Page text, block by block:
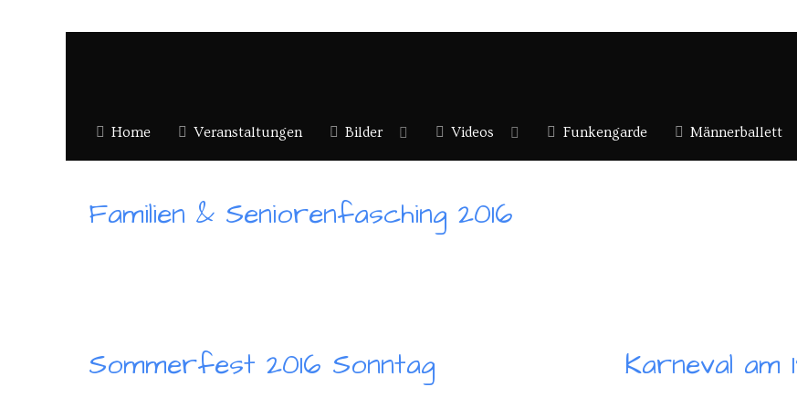
Home Veranstaltungen Bilder Videos Funkengarde Männerballett
Familien & Seniorenfasching 2016
Sommerfest 2016 Sonntag Karneval am